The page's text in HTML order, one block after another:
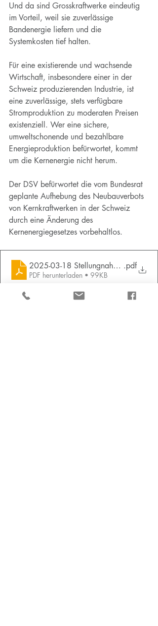
Und da sind Grosskraftwerke eindeutig
im Vorteil, weil sie zuverlässige
Bandenergie liefern und die
Systemkosten tief halten.
Für eine existierende und wachsende
Wirtschaft, insbesondere einer in der
Schweiz produzierenden Industrie, ist
eine zuverlässige, stets verfügbare
Stromproduktion zu moderaten Preisen
existenziell. Wer eine sichere,
umweltschonende und bezahlbare
Energieproduktion befürwortet, kommt
um die Kernenergie nicht herum.
Der DSV befürwortet die vom Bundesrat
geplante Aufhebung des Neubauverbots
von Kernkraftwerken in der Schweiz
durch eine Änderung des
Kernenergiegesetzes vorbehaltlos.
2025-03-18 Stellungnahme .pdf
PDF herunterladen • 99KB